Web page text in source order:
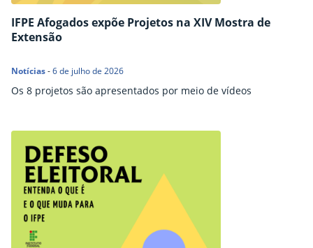
IFPE Afogados expõe Projetos na XIV Mostra de
Extensão
Notícias-6 de julho de 2026
Os 8 projetos são apresentados por meio de vídeos